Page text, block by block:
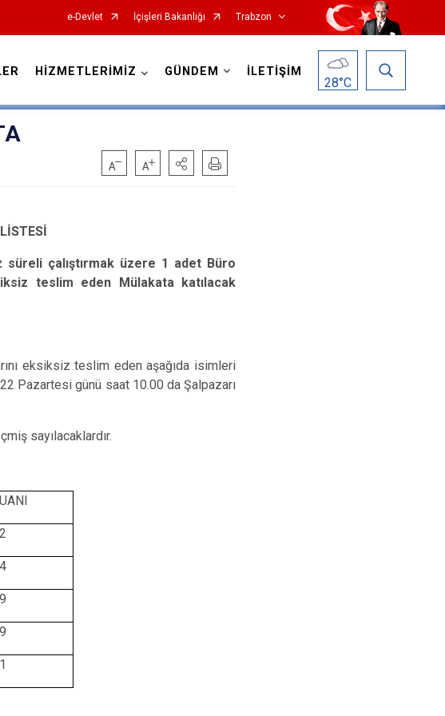
e-Devlet İçişleri Bakanlığı Trabzon
Akçaabat
Arsin
Çaykara
Dernekpazarı
Hayrat
Of
Tonya
Vakfıkebir
HİZMETLERİMİZ GÜNDEM İLETİŞİM
28°C
süreli çalıştırmak üzere 1 adet Büro
teslim eden Mülakata katılacak
eksiksiz teslim eden aşağıda isimleri
Pazartesi günü saat 10.00 da Şalpazarı
sayılacaklardır.